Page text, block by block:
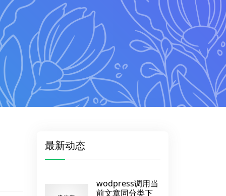
最新动态
wodpress调用当
前文章同分类下